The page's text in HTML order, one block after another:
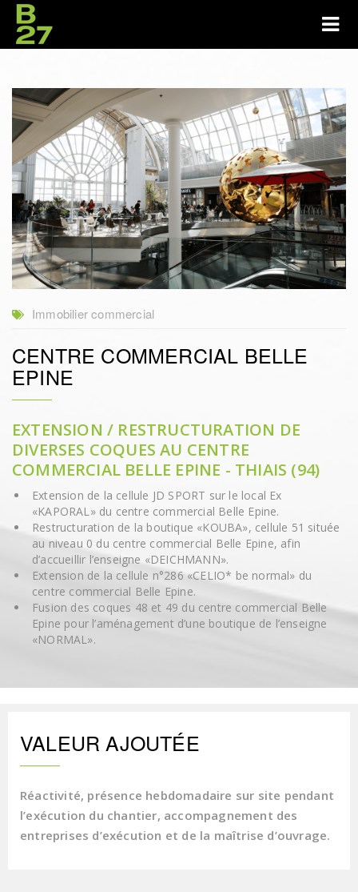
Immobilier commercial
CENTRE COMMERCIAL BELLE
EPINE
EXTENSION / RESTRUCTURATION DE
DIVERSES COQUES AU CENTRE
COMMERCIAL BELLE EPINE - THIAIS (94)
Extension de la cellule JD SPORT sur le local Ex
«KAPORAL» du centre commercial Belle Epine.
Restructuration de la boutique «KOUBA», cellule 51 située
au niveau 0 du centre commercial Belle Epine, afin
d’accueillir l’enseigne «DEICHMANN».
Extension de la cellule n°286 «CELIO* be normal» du
centre commercial Belle Epine.
Fusion des coques 48 et 49 du centre commercial Belle
Epine pour l’aménagement d’une boutique de l’enseigne
«NORMAL».
VALEUR AJOUTÉE
Réactivité, présence hebdomadaire sur site pendant
l’exécution du chantier, accompagnement des
entreprises d’exécution et de la maîtrise d’ouvrage.